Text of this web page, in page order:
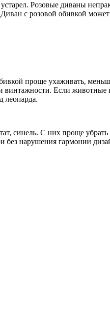
Розовые диваны
с розовой обивкой
проще ухаживать,
винтажности. Если
леопарда.
С них проще убрать
нарушения гармонии